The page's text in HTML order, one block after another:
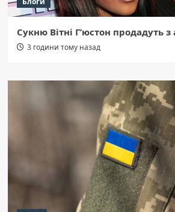
Сукню Вітні Г’юстон продадуть з
3 години тому назад